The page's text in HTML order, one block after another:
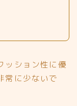
ッション性に優
常に少ないで